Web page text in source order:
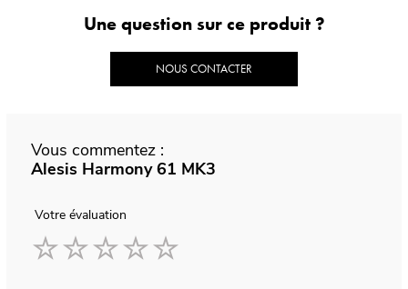
Une question sur ce produit ?
NOUS CONTACTER
Vous commentez :
Alesis Harmony 61 MK3
Votre évaluation